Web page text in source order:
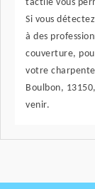
tactile vous
Si vous
à des
couverture,
votre
Boulbon,
venir.